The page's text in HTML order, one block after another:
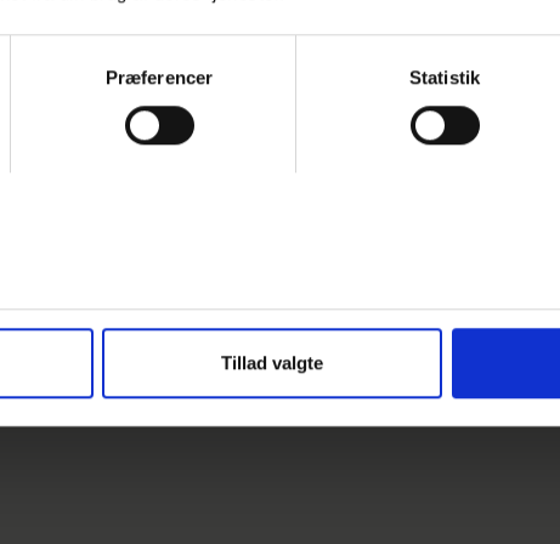
Præferencer Statistik
Tillad valgte
som rundinger, huller, buer og bevægelse i formen.
materiale.Du lærer at:Hugge, slibe og pudse gasbetonArbejde
ud fra din egen skitseOverfladebehandle gasbeton, så det kan tåle vejr
flere stykker gasbeton til én samlet formMange vælger at skabe en
øvede - max. 8 deltagere med god tid til individuel vejledning.